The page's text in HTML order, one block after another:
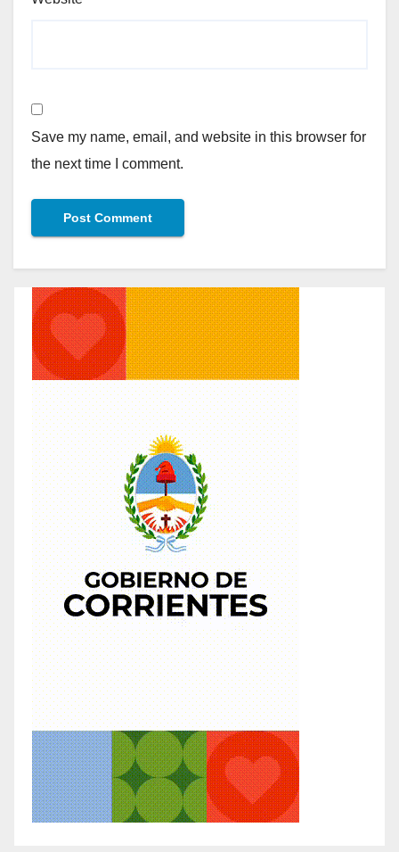
Save my name, email, and website in this browser for
the next time I comment.